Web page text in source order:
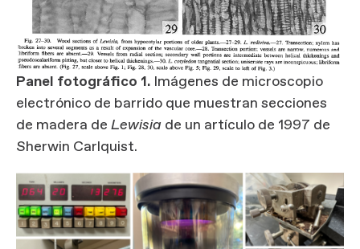
Panel fotográfico 1. Imágenes de microscopio
electrónico de barrido que muestran secciones
de madera de Lewisia de un artículo de 1997 de
Sherwin Carlquist.